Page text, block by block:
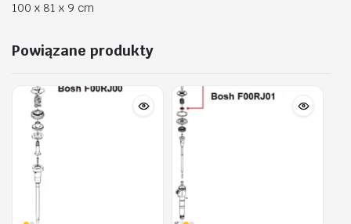
100 x 81 x 9 cm
Powiązane produkty